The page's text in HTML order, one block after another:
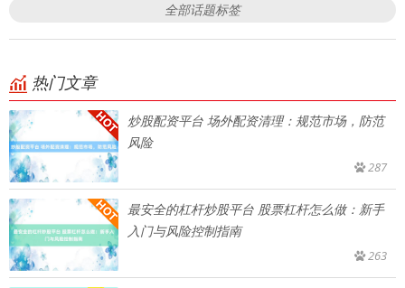
全部话题标签
热门文章
炒股配资平台 场外配资清理：规范市场，防范
风险
287
最安全的杠杆炒股平台 股票杠杆怎么做：新手
入门与风险控制指南
263